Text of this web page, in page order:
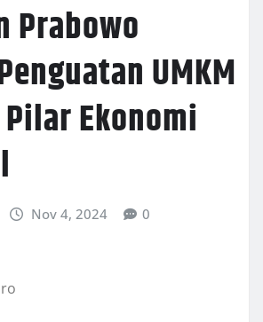
Prabowo
UMKM
Ekonomi
Nov 4, 2024 0